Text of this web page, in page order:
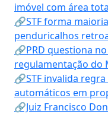
imóvel com área
🔗STF forma
penduricalhos
🔗PRD questiona
regulamentação do
🔗STF invalida
automáticos em
🔗Juiz Francisco